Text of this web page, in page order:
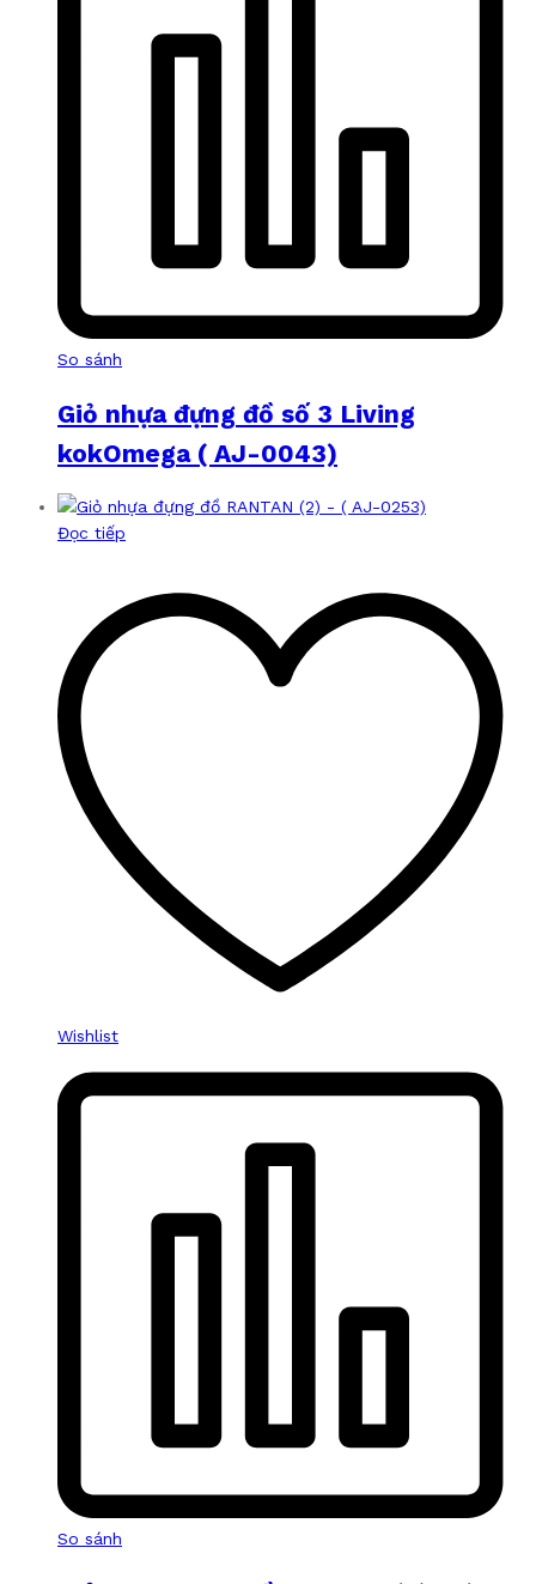
So sánh
Giỏ nhựa đựng đồ số 3 Living
kokOmega ( AJ-0043)
Đọc tiếp
Wishlist
So sánh